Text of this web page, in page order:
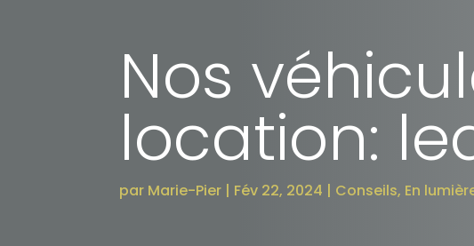
Nos
location:
par Marie-Pier Fév 22, 2024 Conseils, En